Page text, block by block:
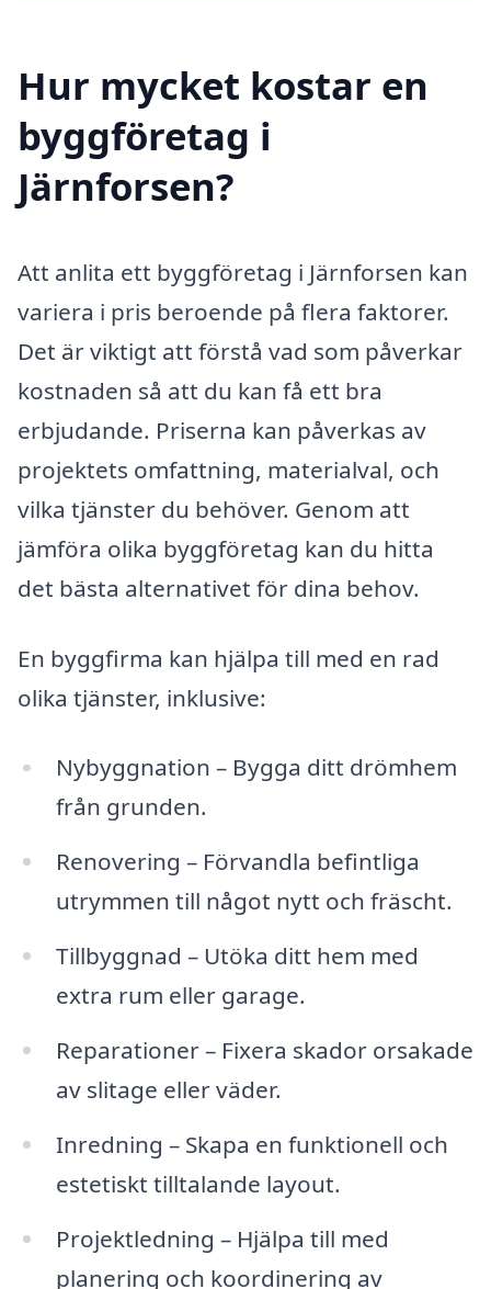
Hur mycket kostar en
byggföretag i
Järnforsen?
Att anlita ett byggföretag i Järnforsen kan
variera i pris beroende på flera faktorer.
Det är viktigt att förstå vad som påverkar
kostnaden så att du kan få ett bra
erbjudande. Priserna kan påverkas av
projektets omfattning, materialval, och
vilka tjänster du behöver. Genom att
jämföra olika byggföretag kan du hitta
det bästa alternativet för dina behov.
En byggfirma kan hjälpa till med en rad
olika tjänster, inklusive:
Nybyggnation – Bygga ditt drömhem
från grunden.
Renovering – Förvandla befintliga
utrymmen till något nytt och fräscht.
Tillbyggnad – Utöka ditt hem med
extra rum eller garage.
Reparationer – Fixera skador orsakade
av slitage eller väder.
Inredning – Skapa en funktionell och
estetiskt tilltalande layout.
Projektledning – Hjälpa till med
planering och koordinering av